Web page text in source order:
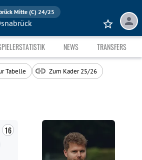
Mitte (C) 24/25
NEWS TRANSFERS
Tabelle Zum Kader 25/26
16